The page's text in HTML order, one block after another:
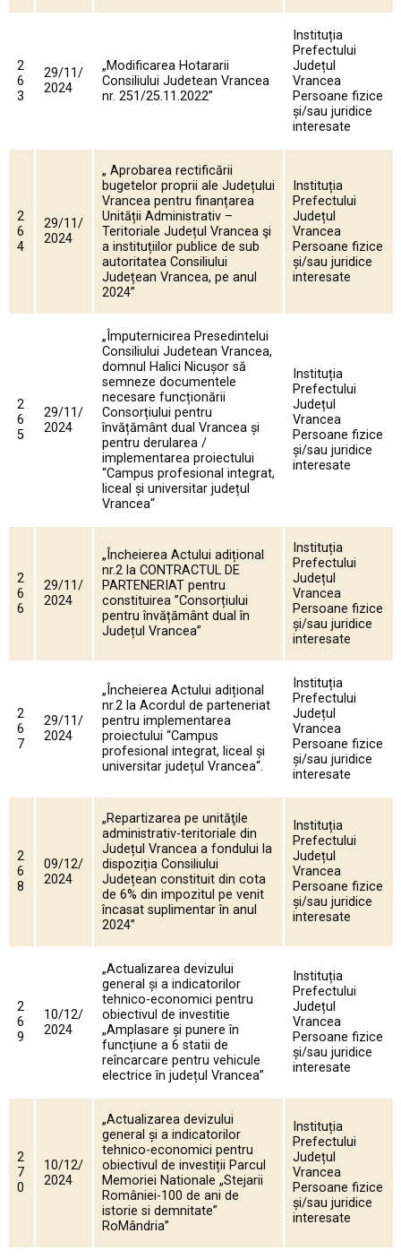
2
6
3
29/11/
2024
„Modificarea Hotararii
Consiliului Judetean Vrancea
nr. 251/25.11.2022”
Instituția
Prefectului
Județul
Vrancea
Persoane fizice
și/sau juridice
interesate
2
6
4
29/11/
2024
„ Aprobarea rectificării
bugetelor proprii ale Județului
Vrancea pentru finanțarea
Unității Administrativ –
Teritoriale Județul Vrancea şi
a instituțiilor publice de sub
autoritatea Consiliului
Județean Vrancea, pe anul
2024”
Instituția
Prefectului
Județul
Vrancea
Persoane fizice
și/sau juridice
interesate
2
6
5
29/11/
2024
„Împuternicirea Presedintelui
Consiliului Judetean Vrancea,
domnul Halici Nicușor să
semneze documentele
necesare funcționării
Consorțiului pentru
învățământ dual Vrancea și
pentru derularea /
implementarea proiectului
“Campus profesional integrat,
liceal și universitar județul
Vrancea“
Instituția
Prefectului
Județul
Vrancea
Persoane fizice
și/sau juridice
interesate
2
6
6
29/11/
2024
„Încheierea Actului adițional
nr.2 la CONTRACTUL DE
PARTENERIAT pentru
constituirea ”Consorțiului
pentru învățământ dual în
Județul Vrancea”
Instituția
Prefectului
Județul
Vrancea
Persoane fizice
și/sau juridice
interesate
2
6
7
29/11/
2024
„Încheierea Actului adițional
nr.2 la Acordul de parteneriat
pentru implementarea
proiectului “Campus
profesional integrat, liceal și
universitar județul Vrancea“.
Instituția
Prefectului
Județul
Vrancea
Persoane fizice
și/sau juridice
interesate
2
6
8
09/12/
2024
„Repartizarea pe unităţile
administrativ-teritoriale din
Județul Vrancea a fondului la
dispoziția Consiliului
Județean constituit din cota
de 6% din impozitul pe venit
încasat suplimentar în anul
2024”
Instituția
Prefectului
Județul
Vrancea
Persoane fizice
și/sau juridice
interesate
2
6
9
10/12/
2024
„Actualizarea devizului
general și a indicatorilor
tehnico-economici pentru
obiectivul de investitie
„Amplasare și punere în
funcțiune a 6 statii de
reîncarcare pentru vehicule
electrice în județul Vrancea”
Instituția
Prefectului
Județul
Vrancea
Persoane fizice
și/sau juridice
interesate
2
7
0
10/12/
2024
„Actualizarea devizului
general și a indicatorilor
tehnico-economici pentru
obiectivul de investiții Parcul
Memoriei Nationale „Stejarii
României-100 de ani de
istorie si demnitate”
RoMândria”
Instituția
Prefectului
Județul
Vrancea
Persoane fizice
și/sau juridice
interesate